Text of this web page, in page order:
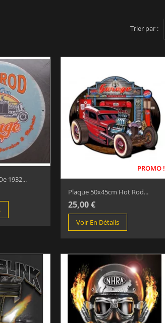
Trier par :
1932...
PROMO !
Plaque 50x45cm Hot Rod...
25,00 €
Voir En Détails